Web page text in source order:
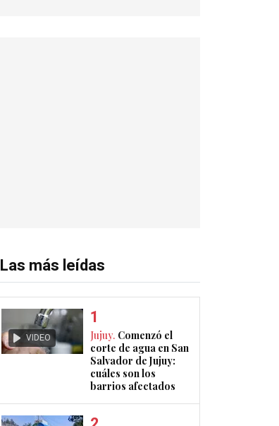
Las más leídas
VIDEO Jujuy. Comenzó el
corte de agua en San
Salvador de Jujuy:
cuáles son los
barrios afectados